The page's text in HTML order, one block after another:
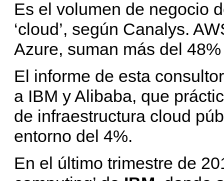
Es el volumen de negocio
‘cloud’, según Canalys.
Azure, suman más del
El informe de esta
a IBM y Alibaba, que
de infraestructura cloud
entorno del 4%.
En el último trimestre de